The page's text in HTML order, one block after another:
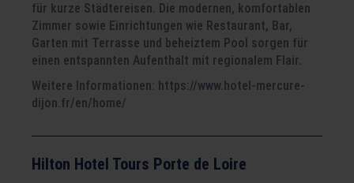
für kurze Städtereisen. Die modernen, komfortablen
Zimmer sowie Einrichtungen wie Restaurant, Bar,
Garten mit Terrasse und beheiztem Pool sorgen für
einen entspannten Aufenthalt mit regionalem Flair.
Weitere Informationen: https://www.hotel-mercure-
dijon.fr/en/home/
Hilton Hotel Tours Porte de Loire